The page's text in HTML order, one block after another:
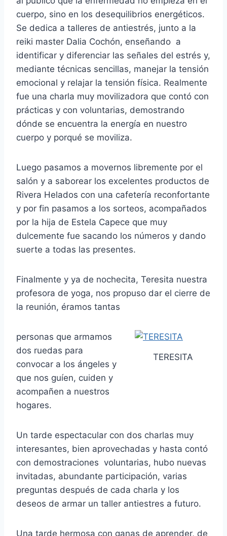
cuerpo, sino en los desequilibrios energéticos.
Se dedica a talleres de antiestrés, junto a la
reiki master Dalia Cochón, enseñando a
identificar y diferenciar las señales del estrés y,
mediante técnicas sencillas, manejar la tensión
emocional y relajar la tensión física. Realmente
fue una charla muy movilizadora que contó con
prácticas y con voluntarias, demostrando
dónde se encuentra la energía en nuestro
cuerpo y porqué se moviliza.
Luego pasamos a movernos libremente por el
salón y a saborear los excelentes productos de
Rivera Helados con una cafetería reconfortante
y por fin pasamos a los sorteos, acompañados
por la hija de Estela Capece que muy
dulcemente fue sacando los números y dando
suerte a todas las presentes.
Finalmente y ya de nochecita, Teresita nuestra
profesora de yoga, nos propuso dar el cierre de
la reunión, éramos tantas
TERESITA
personas que armamos
dos ruedas para
convocar a los ángeles y
que nos guíen, cuiden y
acompañen a nuestros
hogares.
Un tarde espectacular con dos charlas muy
interesantes, bien aprovechadas y hasta contó
con demostraciones voluntarias, hubo nuevas
invitadas, abundante participación, varias
preguntas después de cada charla y los
deseos de armar un taller antiestres a futuro.
Una tarde hermosa con ganas de aprender, de